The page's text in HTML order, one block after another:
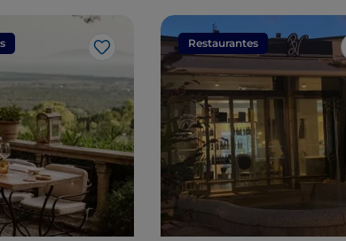
Gosto
Restaurantes